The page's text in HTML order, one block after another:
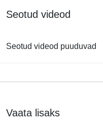
Seotud videod
Seotud videod puuduvad
Vaata lisaks